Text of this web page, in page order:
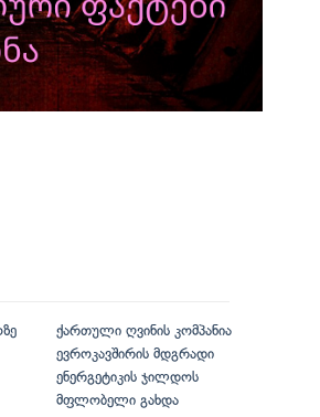
ქართული ღვინის კომპანია
ევროკავშირის მდგრადი
ენერგეტიკის ჯილდოს
მფლობელი გახდა